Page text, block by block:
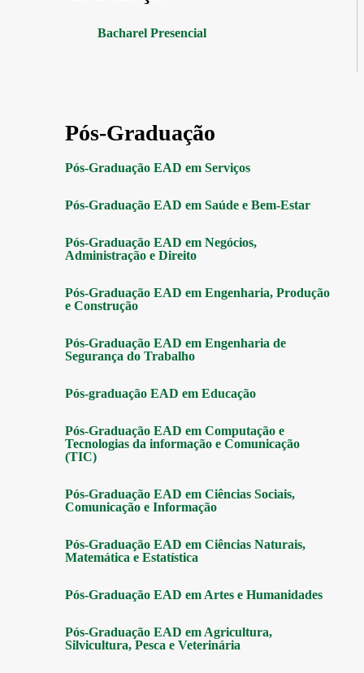
Bacharel Presencial
Pós-Graduação
Pós-Graduação EAD em Serviços
Pós-Graduação EAD em Saúde e Bem-Estar
Pós-Graduação EAD em Negócios,
Administração e Direito
Pós-Graduação EAD em Engenharia, Produção
e Construção
Pós-Graduação EAD em Engenharia de
Segurança do Trabalho
Pós-graduação EAD em Educação
Pós-Graduação EAD em Computação e
Tecnologias da informação e Comunicação
(TIC)
Pós-Graduação EAD em Ciências Sociais,
Comunicação e Informação
Pós-Graduação EAD em Ciências Naturais,
Matemática e Estatística
Pós-Graduação EAD em Artes e Humanidades
Pós-Graduação EAD em Agricultura,
Silvicultura, Pesca e Veterinária